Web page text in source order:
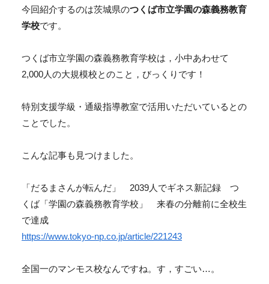
今回紹介するのは茨城県のつくば市立学園の森義務教育
学校です。
つくば市立学園の森義務教育学校は，小中あわせて
2,000人の大規模校とのこと，びっくりです！
特別支援学級・通級指導教室で活用いただいているとの
ことでした。
こんな記事も見つけました。
「だるまさんが転んだ」 2039人でギネス新記録 つ
くば「学園の森義務教育学校」 来春の分離前に全校生
で達成
https://www.tokyo-np.co.jp/article/221243
全国一のマンモス校なんですね。す，すごい…。